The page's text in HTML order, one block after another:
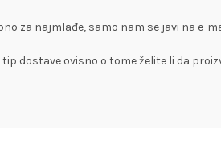
za najmlađe, samo nam se javi na e-
dostave ovisno o tome želite li da